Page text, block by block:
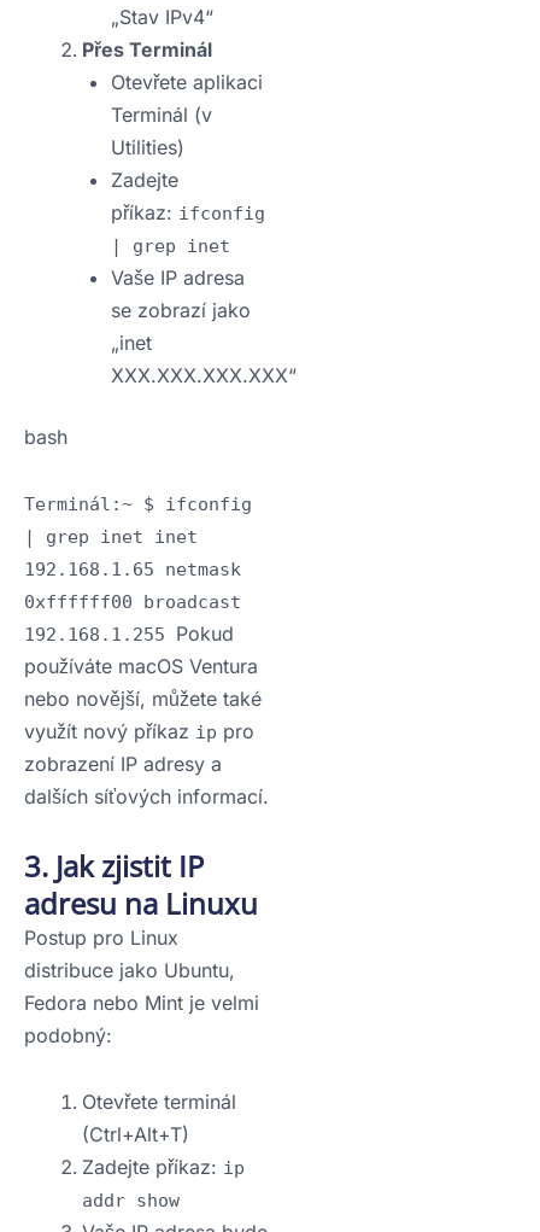
„Stav IPv4“
Přes Terminál
Otevřete aplikaci
Terminál (v
Utilities)
Zadejte
příkaz: ifconfig
| grep inet
Vaše IP adresa
se zobrazí jako
„inet
XXX.XXX.XXX.XXX“
bash
Terminál:~ $ ifconfig
| grep inet inet
192.168.1.65 netmask
0xffffff00 broadcast
192.168.1.255 Pokud
používáte macOS Ventura
nebo novější, můžete také
využít nový příkaz ip pro
zobrazení IP adresy a
dalších síťových informací.
3. Jak zjistit IP
adresu na Linuxu
Postup pro Linux
distribuce jako Ubuntu,
Fedora nebo Mint je velmi
podobný:
Otevřete terminál
(Ctrl+Alt+T)
Zadejte příkaz: ip
addr show